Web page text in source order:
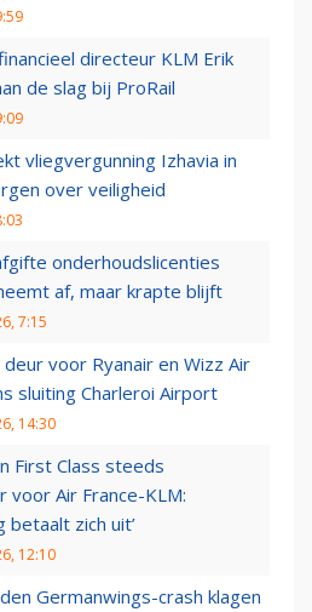
directeur KLM Erik
de slag bij ProRail
vliegvergunning Izhavia in
over veiligheid
onderhoudslicenties
af, maar krapte blijft
7:15
deur voor Ryanair en Wizz Air
sluiting Charleroi Airport
14:30
First Class steeds
voor Air France-KLM:
betaalt zich uit’
12:10
Germanwings-crash klagen